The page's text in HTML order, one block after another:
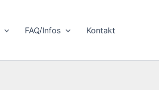
FAQ/Infos Kontakt